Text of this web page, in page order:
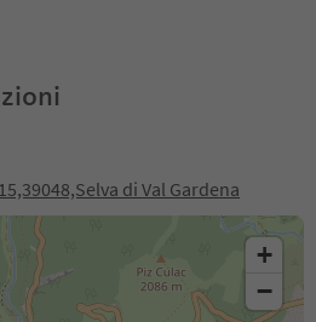
di Val Gardena
+
−